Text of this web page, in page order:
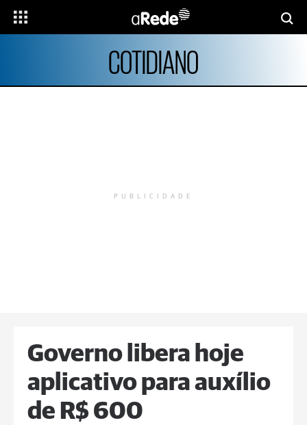
COTIDIANO
PUBLICIDADE
Governo libera hoje
aplicativo para auxílio
de R$ 600